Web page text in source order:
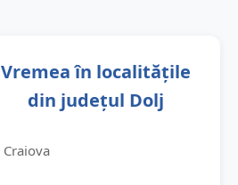
Vremea în localitățile
din județul Dolj
Craiova